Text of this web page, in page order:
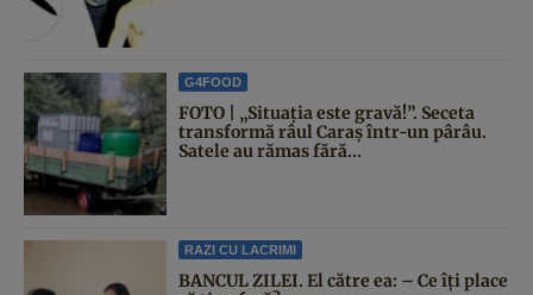
G4FOOD
FOTO | „Situația este gravă!”. Seceta
transformă râul Caraș într-un pârâu.
Satele au rămas fără...
RAZI CU LACRIMI
BANCUL ZILEI. El către ea: – Ce îți place